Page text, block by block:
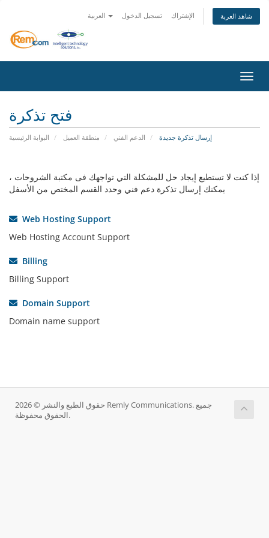
تسجيل الدخول الإشتراك شاهد العربة
فتح تذكرة
البوابة الرئيسية منطقة العميل الدعم الفني إرسال تذكرة جديدة
إذا كنت لا تستطيع إيجاد حل للمشكلة التي تواجهك فى مكتبة الشروحات ،
يمكنك إرسال تذكرة دعم فني وحدد القسم المختص من الأسفل
Web Hosting Support
Web Hosting Account Support
Billing
Billing Support
Domain Support
Domain name support
حقوق الطبع والنشر © 2026 Remly Communications. جميع
الحقوق محفوظة.